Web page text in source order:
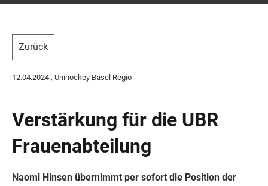
Zurück
12.04.2024 , Unihockey Basel Regio
Verstärkung für die UBR
Frauenabteilung
Naomi Hinsen übernimmt per sofort die Position der